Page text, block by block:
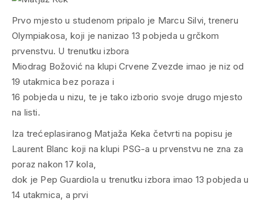
Prvo mjesto u studenom pripalo je Marcu Silvi, treneru
Olympiakosa, koji je nanizao 13 pobjeda u grčkom
prvenstvu. U trenutku izbora
Miodrag Božović na klupi Crvene Zvezde imao je niz od
19 utakmica bez poraza i
16 pobjeda u nizu, te je tako izborio svoje drugo mjesto
na listi.
Iza trećeplasiranog Matjaža Keka četvrti na popisu je
Laurent Blanc koji na klupi PSG-a u prvenstvu ne zna za
poraz nakon 17 kola,
dok je Pep Guardiola u trenutku izbora imao 13 pobjeda u
14 utakmica, a prvi